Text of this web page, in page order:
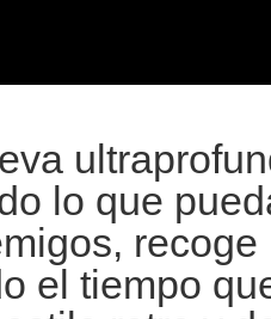
lo que
el tiempo